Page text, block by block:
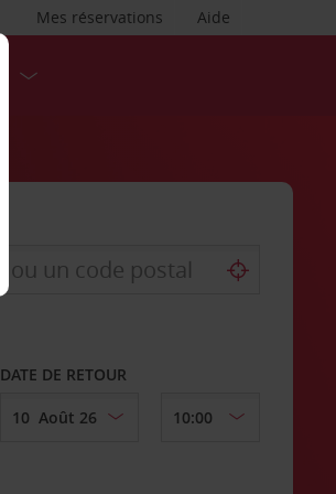
Aide
Mes réservations
DATE DE RETOUR